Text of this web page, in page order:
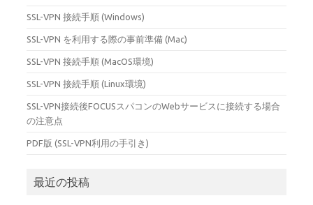
SSL-VPN 接続手順 (Windows)
SSL-VPN を利用する際の事前準備 (Mac)
SSL-VPN 接続手順 (MacOS環境)
SSL-VPN 接続手順 (Linux環境)
SSL-VPN接続後FOCUSスパコンのWebサービスに接続する場合
の注意点
PDF版 (SSL-VPN利用の手引き)
最近の投稿